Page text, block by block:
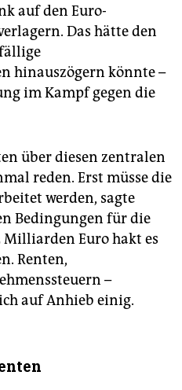
auf den Euro-
Das hätte den
hinauszögern könnte –
im Kampf gegen die
über diesen zentralen
reden. Erst müsse die
werden, sagte
Bedingungen für die
Euro hakt es
Renten,
–
auf Anhieb einig.